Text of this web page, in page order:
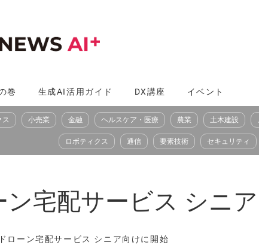
巻 生成AI活用ガイド DX講座 イベント
ス 小売業 金融 ヘルスケア・医療 農業 土木建設
ロボティクス 通信 要素技術 セキュリティ
ン宅配サービス シニ
ローン宅配サービス シニア向けに開始